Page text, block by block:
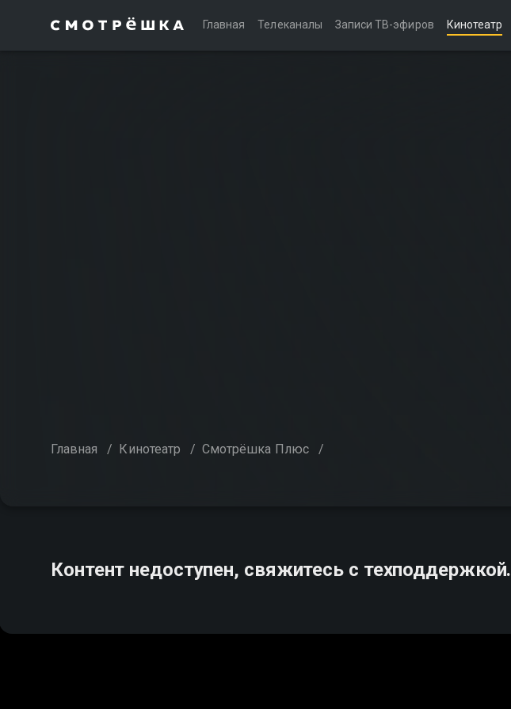
Главная Телеканалы Записи ТВ-эфиров Кинотеатр
Главная / Кинотеатр / Смотрёшка Плюс /
Контент недоступен, свяжитесь с техподдержкой.